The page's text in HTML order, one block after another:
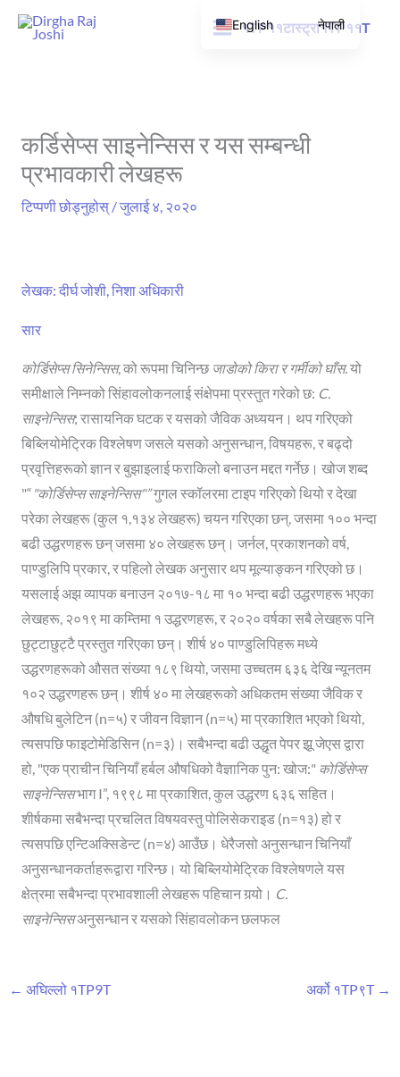
सामग्रीमा
जानुहोस्
१TP११टास्ट्रा१TP११T
कर्डिसेप्स साइनेन्सिस र यस सम्बन्धी
प्रभावकारी लेखहरू
टिप्पणी छोड्नुहोस् /जुलाई ४, २०२०
लेखक: दीर्घ जोशी, निशा अधिकारी
सार
कोर्डिसेप्स सिनेन्सिस, को रूपमा चिनिन्छ जाडोको किरा र गर्मीको घाँस. यो
समीक्षाले निम्नको सिंहावलोकनलाई संक्षेपमा प्रस्तुत गरेको छ: C.
साइनेन्सिस; रासायनिक घटक र यसको जैविक अध्ययन। थप गरिएको
बिब्लियोमेट्रिक विश्लेषण जसले यसको अनुसन्धान, विषयहरू, र बढ्दो
प्रवृत्तिहरूको ज्ञान र बुझाइलाई फराकिलो बनाउन मद्दत गर्नेछ। खोज शब्द
"“ "कोर्डिसेप्स साइनेन्सिस"”गुगल स्कॉलरमा टाइप गरिएको थियो र देखा
परेका लेखहरू (कुल १,१३४ लेखहरू) चयन गरिएका छन्, जसमा १०० भन्दा
बढी उद्धरणहरू छन् जसमा ४० लेखहरू छन्। जर्नल, प्रकाशनको वर्ष,
पाण्डुलिपि प्रकार, र पहिलो लेखक अनुसार थप मूल्याङ्कन गरिएको छ।
यसलाई अझ व्यापक बनाउन २०१७-१८ मा १० भन्दा बढी उद्धरणहरू भएका
लेखहरू, २०१९ मा कम्तिमा १ उद्धरणहरू, र २०२० वर्षका सबै लेखहरू पनि
छुट्टाछुट्टै प्रस्तुत गरिएका छन्। शीर्ष ४० पाण्डुलिपिहरू मध्ये
उद्धरणहरूको औसत संख्या १८९ थियो, जसमा उच्चतम ६३६ देखि न्यूनतम
१०२ उद्धरणहरू छन्। शीर्ष ४० मा लेखहरूको अधिकतम संख्या जैविक र
औषधि बुलेटिन (n=५) र जीवन विज्ञान (n=५) मा प्रकाशित भएको थियो,
त्यसपछि फाइटोमेडिसिन (n=३)। सबैभन्दा बढी उद्धृत पेपर झू जेएस द्वारा
हो, "एक प्राचीन चिनियाँ हर्बल औषधिको वैज्ञानिक पुन: खोज:" कोर्डिसेप्स
साइनेन्सिसभाग I”, १९९८ मा प्रकाशित, कुल उद्धरण ६३६ सहित।
शीर्षकमा सबैभन्दा प्रचलित विषयवस्तु पोलिसेकराइड (n=१३) हो र
त्यसपछि एन्टिअक्सिडेन्ट (n=४) आउँछ। धेरैजसो अनुसन्धान चिनियाँ
अनुसन्धानकर्ताहरूद्वारा गरिन्छ। यो बिब्लियोमेट्रिक विश्लेषणले यस
क्षेत्रमा सबैभन्दा प्रभावशाली लेखहरू पहिचान गर्‍यो। C.
साइनेन्सिसअनुसन्धान र यसको सिंहावलोकन छलफल
← अघिल्लो १TP9T अर्को १TP९T →
English नेपाली